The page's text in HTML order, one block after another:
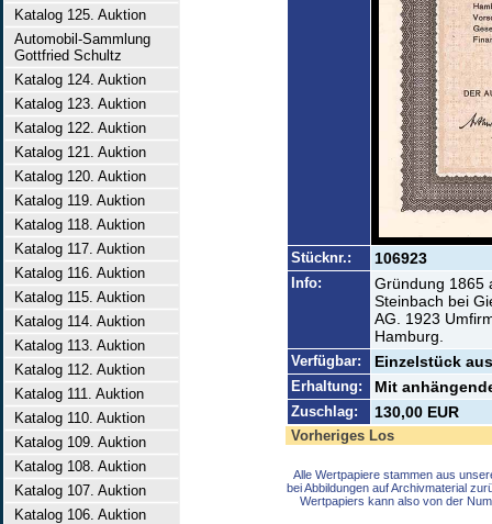
Katalog 125. Auktion
Automobil-Sammlung
Gottfried Schultz
Katalog 124. Auktion
Katalog 123. Auktion
Katalog 122. Auktion
Katalog 121. Auktion
Katalog 120. Auktion
Katalog 119. Auktion
Katalog 118. Auktion
Katalog 117. Auktion
Katalog 116. Auktion
Katalog 115. Auktion
Katalog 114. Auktion
Katalog 113. Auktion
Katalog 112. Auktion
Katalog 111. Auktion
Katalog 110. Auktion
Katalog 109. Auktion
Katalog 108. Auktion
Katalog 107. Auktion
Katalog 106. Auktion
Stücknr.: 106923
Info:
Gründung 1865
Steinbach bei
AG. 1923
Hamburg.
Verfügbar: Einzelstück
Erhaltung: Mit
Zuschlag: 130,00 EUR
Vorheriges Los
Alle Wertpapiere stammen aus
bei Abbildungen auf Archivmaterial
Wertpapiers kann also von der